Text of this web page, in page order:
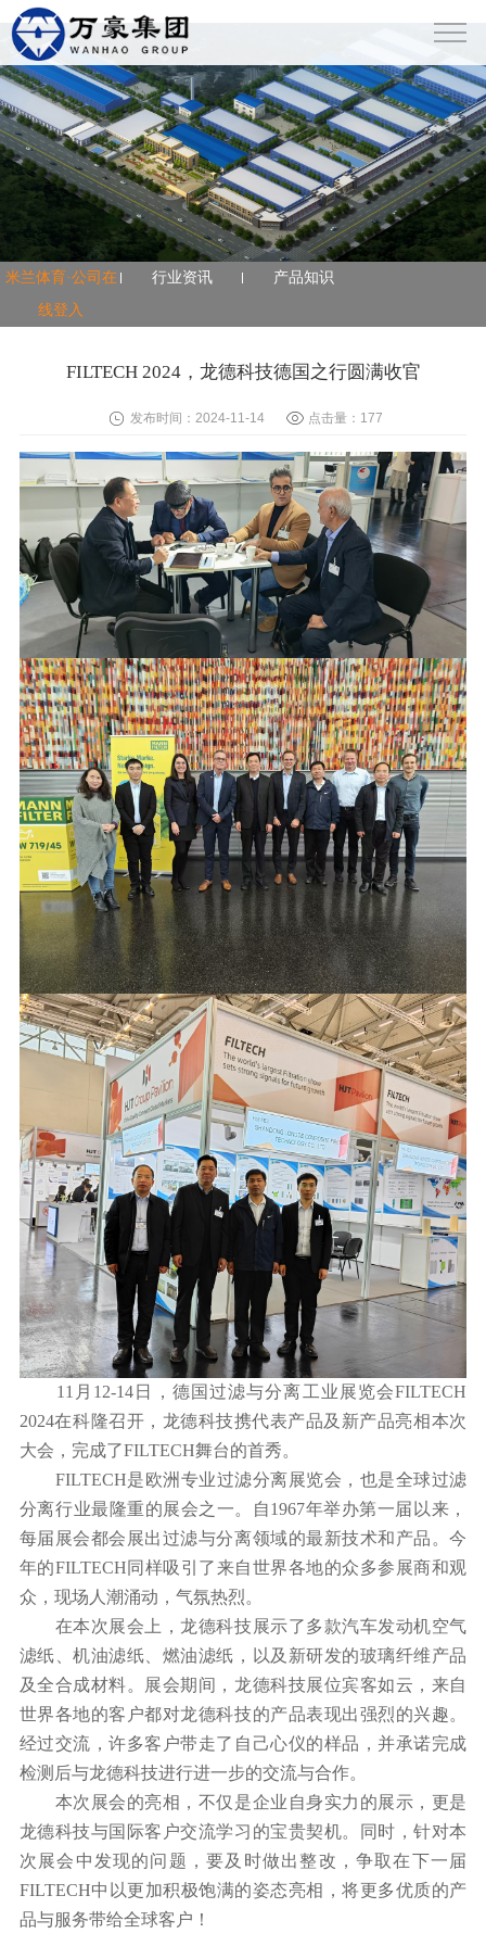
米兰体育·公司在线登入
米兰体育·公司在
线登入
行业资讯 产品知识
FILTECH 2024，龙德科技德国之行圆满收官
发布时间：2024-11-14 点击量： 177
11月12-14日，德国过滤与分离工业展览会FILTECH
2024在科隆召开，龙德科技携代表产品及新产品亮相本次
大会，完成了FILTECH舞台的首秀。
FILTECH是欧洲专业过滤分离展览会，也是全球过滤
分离行业最隆重的展会之一。自1967年举办第一届以来，
每届展会都会展出过滤与分离领域的最新技术和产品。今
年的FILTECH同样吸引了来自世界各地的众多参展商和观
众，现场人潮涌动，气氛热烈。
在本次展会上，龙德科技展示了多款汽车发动机空气
滤纸、机油滤纸、燃油滤纸，以及新研发的玻璃纤维产品
及全合成材料。展会期间，龙德科技展位宾客如云，来自
世界各地的客户都对龙德科技的产品表现出强烈的兴趣。
经过交流，许多客户带走了自己心仪的样品，并承诺完成
检测后与龙德科技进行进一步的交流与合作。
本次展会的亮相，不仅是企业自身实力的展示，更是
龙德科技与国际客户交流学习的宝贵契机。同时，针对本
次展会中发现的问题，要及时做出整改，争取在下一届
FILTECH中以更加积极饱满的姿态亮相，将更多优质的产
品与服务带给全球客户！